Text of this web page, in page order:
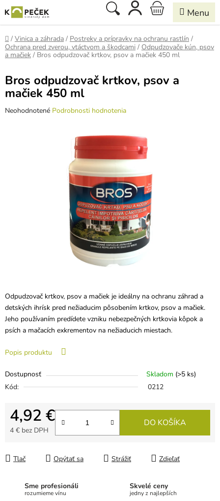
na
obsah
Hľadať
NÁKUPNÝ
KOŠÍK
Domov
/ Vinica a záhrada / Postreky a prípravky na ochranu rastlín /
Ochrana pred zverou, vtáctvom a škodcami / Odpudzovače kún, psov
a mačiek / Bros odpudzovač krtkov, psov a mačiek 450 ml
Odpudzovač krtkov, psov a mačiek je ideálny na ochranu záhrad a
detských ihrísk pred nežiaducim pôsobením krtkov, psov a mačiek.
Jeho používaním predídete vzniku nebezpečných krtkovia kôpok a
psích a mačacích exkrementov na nežiaducich miestach.
Popis produktu
Dostupnosť Skladom (>5 ks)
Kód:
0212
4,92 €
4 € bez DPH
DO KOŠÍKA
Tlač Opýtať sa Strážiť Zdieľať
Bros odpudzovač krtkov, psov a
mačiek 450 ml
Priemerné
Neohodnotené Podrobnosti hodnotenia
Sme profesionáli
rozumieme vínu
Skvelé ceny
jedny z najlepších